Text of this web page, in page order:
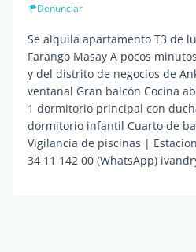
Denunciar
Se alquila apartamento T3 de
Farango Masay A pocos
y del distrito de negocios de
ventanal Gran balcón Cocina
1 dormitorio principal con
dormitorio infantil Cuarto de
Vigilancia de piscinas |
34 11 142 00 (WhatsApp)